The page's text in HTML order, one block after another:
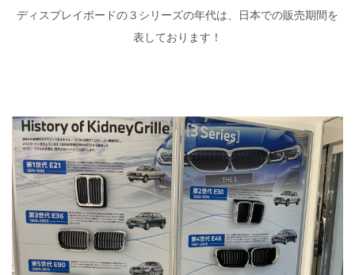
ディスプレイボードの３シリーズの年代は、日本での販売期間を
表しております！